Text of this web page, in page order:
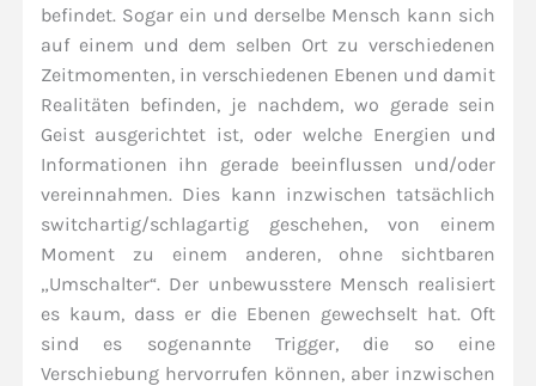
befindet. Sogar ein und derselbe Mensch kann sich
auf einem und dem selben Ort zu verschiedenen
Zeitmomenten, in verschiedenen Ebenen und damit
Realitäten befinden, je nachdem, wo gerade sein
Geist ausgerichtet ist, oder welche Energien und
Informationen ihn gerade beeinflussen und/oder
vereinnahmen. Dies kann inzwischen tatsächlich
switchartig/schlagartig geschehen, von einem
Moment zu einem anderen, ohne sichtbaren
„Umschalter“. Der unbewusstere Mensch realisiert
es kaum, dass er die Ebenen gewechselt hat. Oft
sind es sogenannte Trigger, die so eine
Verschiebung hervorrufen können, aber inzwischen